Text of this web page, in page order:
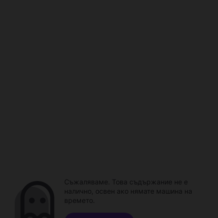
Съжаляваме. Това съдържание не е
налично, освен ако нямате машина на
времето.